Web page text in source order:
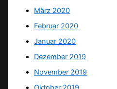
März 2020
Februar 2020
Januar 2020
Dezember 2019
November 2019